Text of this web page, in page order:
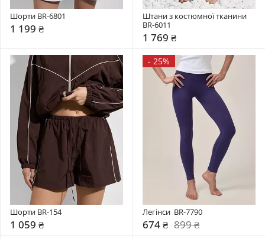
Шорти BR-6801
1 199 ₴
Штани з костюмної тканини
BR-6011
1 769 ₴
Шорти BR-154
1 059 ₴
- 25%
Легінси  BR-7790
674 ₴ 899 ₴